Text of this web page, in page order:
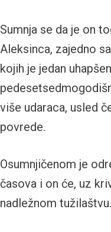
Sumnja se da je on
Aleksinca, zajedno
kojih je jedan
više udaraca, usled
povrede.
Osumnjičenom je
časova i on će, uz
nadležnom tužilaštvu.